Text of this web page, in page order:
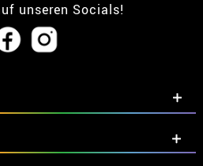
unseren Socials!